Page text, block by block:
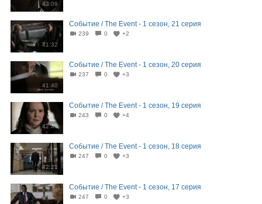
43:09
41:32
Событие / The Event - 1 сезон, 21 серия
239 0 +2
41:40
Событие / The Event - 1 сезон, 20 серия
237 0 +3
42:40
Событие / The Event - 1 сезон, 19 серия
243 0 +4
42:21
Событие / The Event - 1 сезон, 18 серия
247 0 +3
Событие / The Event - 1 сезон, 17 серия
247 0 +3